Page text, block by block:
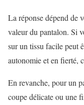
La réponse dépend de
valeur du pantalon. Si
sur un tissu facile peut
autonomie et en fierté,
En revanche, pour un
coupe délicate ou une